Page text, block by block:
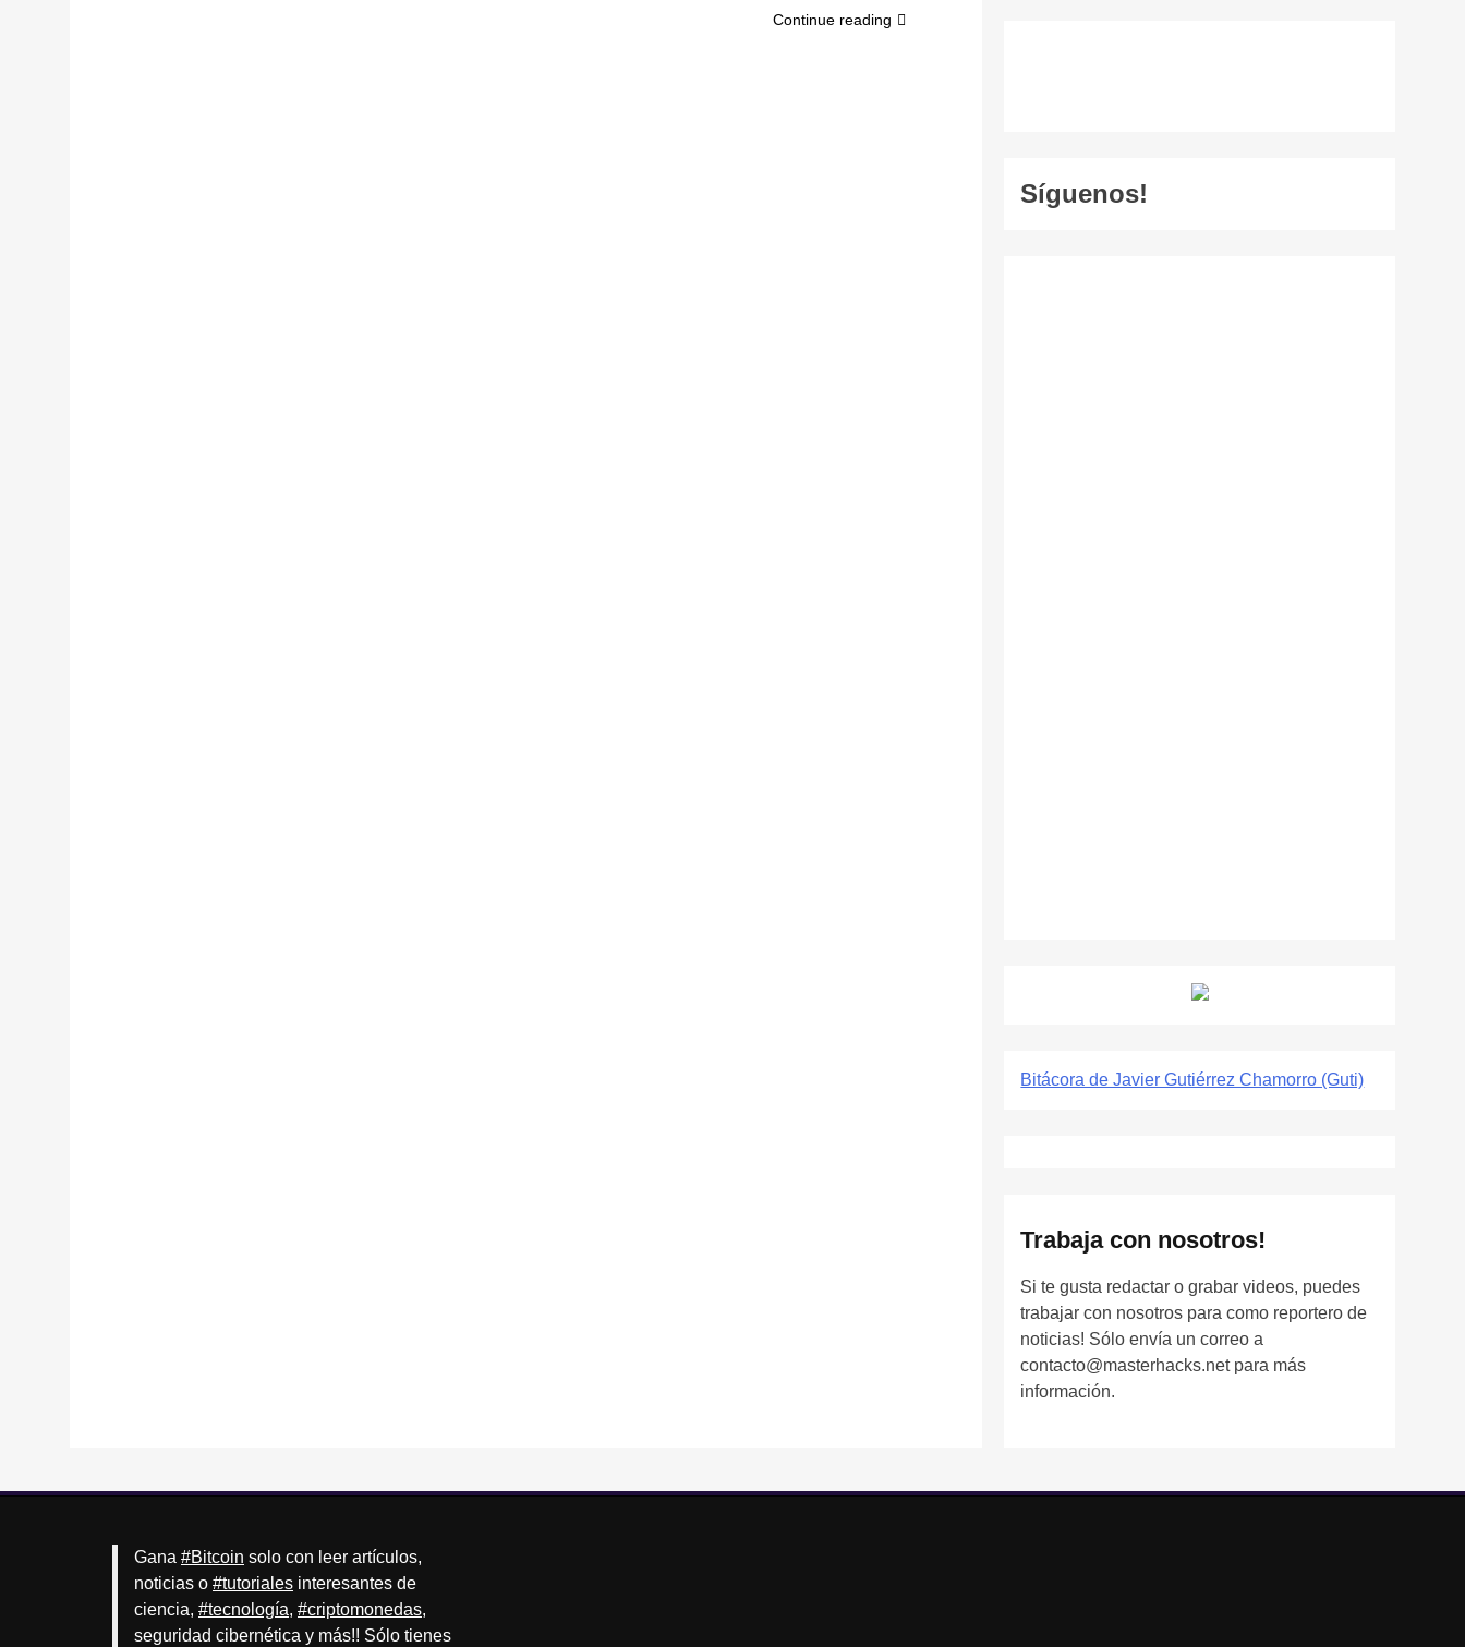
Continue reading
Síguenos!
Bitácora de Javier Gutiérrez Chamorro (Guti)
Trabaja con nosotros!
Si te gusta redactar o grabar videos, puedes
trabajar con nosotros para como reportero de
noticias! Sólo envía un correo a
contacto@masterhacks.net para más
información.
Gana #Bitcoin solo con leer artículos,
noticias o #tutoriales interesantes de
ciencia, #tecnología, #criptomonedas,
seguridad cibernética y más!! Sólo tienes